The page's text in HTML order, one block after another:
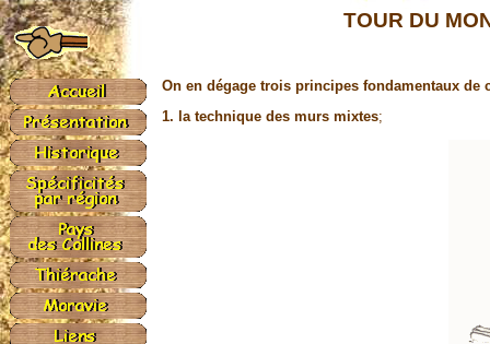
TOUR DU
On en dégage trois principes fondamentaux de
1. la technique des murs mixtes;